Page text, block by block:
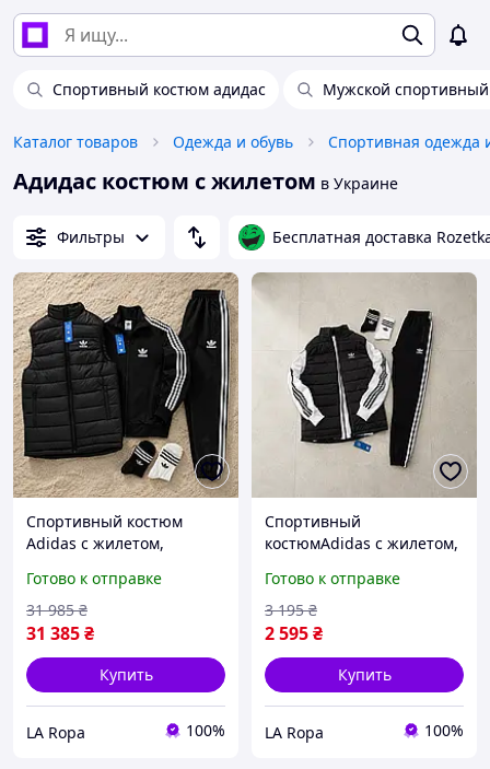
Спортивный костюм адидас Мужской
Каталог товаров Одежда и обувь Спортивная одежда
Адидас костюм с жилетом в Украине
Фильтры Бесплатная доставка
Спортивный костюм
Adidas с жилетом,
жилетка Адидас черный,
Спортивный костюм
Адидас
Готово к отправке
31 385₴
31 985 ₴
Купить
LA Ropa 100%
Спортивный
костюмAdidas с жилетом,
Адидас с кофтой и
штанами, осенний
мужской костюм
Готово к отправке
2 595₴
3 195 ₴
Купить
LA Ropa 100%